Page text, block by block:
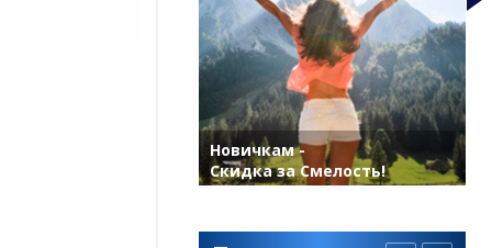
Новичкам -
Скидка за Смелость!